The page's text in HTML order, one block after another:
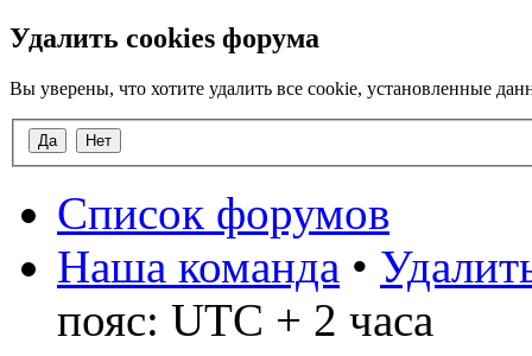
Удалить cookies форума
Вы уверены, что хотите удалить все cookie, установленные
Список форумов
Наша команда •
пояс: UTC + 2 часа